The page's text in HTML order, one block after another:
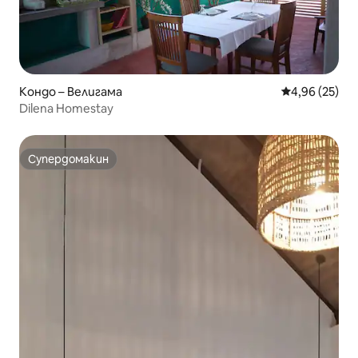
Кондо – Велигама Средна
4,96 (25)
Dilena Homestay
Супердомакин
Супердомакин